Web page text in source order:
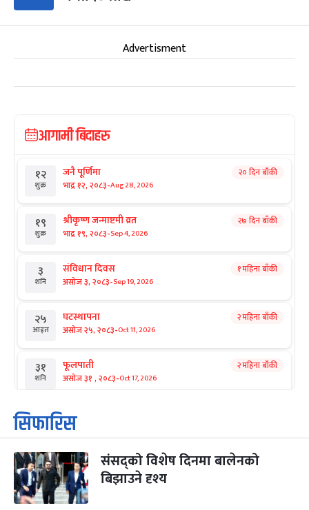
Advertisment
आगामी बिदाहरु
१२
शुक्र
जनै पूर्णिमा
भाद्र १२, २०८३-Aug 28, 2026
२० दिन बाँकी
१९
शुक्र
श्रीकृष्ण जन्माष्टमी व्रत
भाद्र १९, २०८३-Sep 4, 2026
२७ दिन बाँकी
३
शनि
संविधान दिवस
असोज ३, २०८३-Sep 19, 2026
१ महिना बाँकी
२५
आइत
घटस्थापना
असोज २५, २०८३-Oct 11, 2026
२ महिना बाँकी
३१
शनि
फूलपाती
असोज ३१ , २०८३-Oct 17, 2026
२ महिना बाँकी
१
आइत
कार्तिक सङ्क्रान्ति
कार्तिक १, २०८३
३
मंगल
महानवमी
कार्तिक ३, २०८३-Oct 20, 2026
२ महिना बाँकी
सिफारिस
संसद्को विशेष दिनमा बालेनको
बिझाउने दृश्य